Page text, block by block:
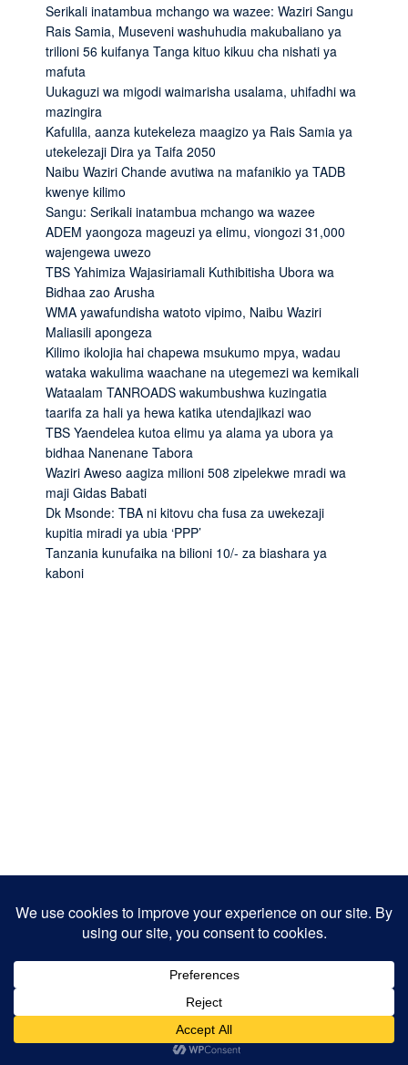
Serikali inatambua mchango wa wazee: Waziri Sangu
Rais Samia, Museveni washuhudia makubaliano ya
trilioni 56 kuifanya Tanga kituo kikuu cha nishati ya
mafuta
Uukaguzi wa migodi waimarisha usalama, uhifadhi wa
mazingira
Kafulila, aanza kutekeleza maagizo ya Rais Samia ya
utekelezaji Dira ya Taifa 2050
Naibu Waziri Chande avutiwa na mafanikio ya TADB
kwenye kilimo
Sangu: Serikali inatambua mchango wa wazee
ADEM yaongoza mageuzi ya elimu, viongozi 31,000
wajengewa uwezo
TBS Yahimiza Wajasiriamali Kuthibitisha Ubora wa
Bidhaa zao Arusha
WMA yawafundisha watoto vipimo, Naibu Waziri
Maliasili apongeza
Kilimo ikolojia hai chapewa msukumo mpya, wadau
wataka wakulima waachane na utegemezi wa kemikali
Wataalam TANROADS wakumbushwa kuzingatia
taarifa za hali ya hewa katika utendajikazi wao
TBS Yaendelea kutoa elimu ya alama ya ubora ya
bidhaa Nanenane Tabora
Waziri Aweso aagiza milioni 508 zipelekwe mradi wa
maji Gidas Babati
Dk Msonde: TBA ni kitovu cha fusa za uwekezaji
kupitia miradi ya ubia ‘PPP’
Tanzania kunufaika na bilioni 10/- za biashara ya
kaboni
Designed by